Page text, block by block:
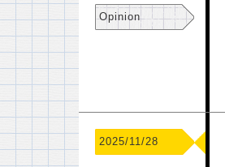
Opinion
2025/11/28